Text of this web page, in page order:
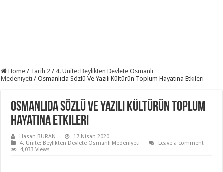
Home / Tarih 2 / 4. Ünite: Beylikten Devlete Osmanlı
Medeniyeti / Osmanlıda Sözlü Ve Yazılı Kültürün Toplum Hayatına Etkileri
Osmanlıda Sözlü Ve Yazılı Kültürün Toplum
Hayatına Etkileri
Hasan BURAN
17 Nisan 2020
4. Ünite: Beylikten Devlete Osmanlı Medeniyeti
Leave a comment
4,033 Views